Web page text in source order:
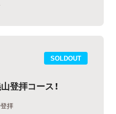
SOLDOUT
登拝コース！
拝